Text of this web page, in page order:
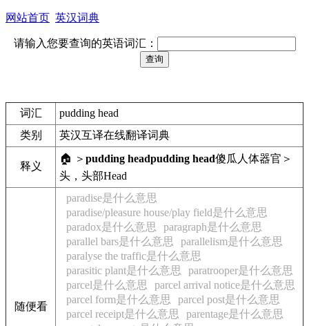
网站首页 英汉词典
请输入您要查询的英语词汇：
词汇
pudding head
类别
英汉互译在线翻译词典
释义
🏠 ＞ pudding headpudding head傻瓜 人体器官＞
头，头部Head
随便看
paradise是什么意思
paradise/pleasure house/play field是什么意思
paradox是什么意思
paragraph是什么意思
parallel bars是什么意思
parallelism是什么意思
paralyse the traffic是什么意思
parasitic plant是什么意思
paratrooper是什么意思
parcel是什么意思
parcel arrival notice是什么意思
parcel form是什么意思
parcel post是什么意思
parcel receipt是什么意思
parentage是什么意思